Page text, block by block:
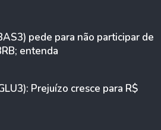
pede para não participar de
entenda
Prejuízo cresce para R$